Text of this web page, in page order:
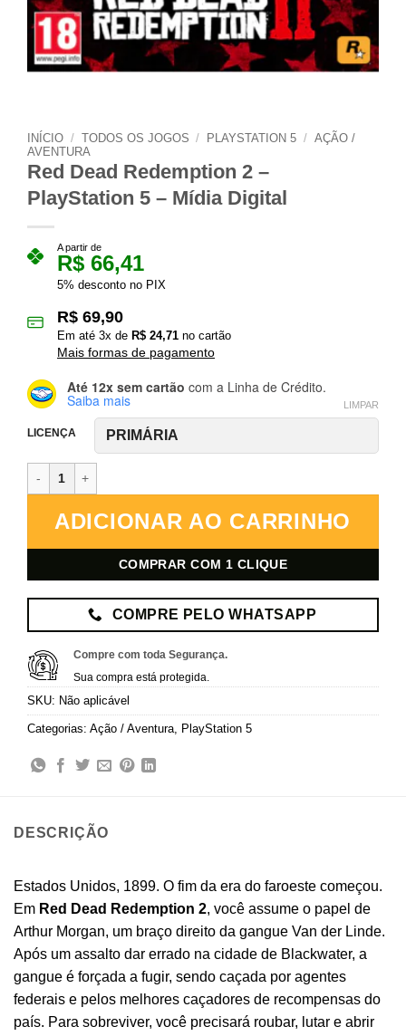
INÍCIO / TODOS OS JOGOS / PLAYSTATION 5 / AÇÃO /
AVENTURA
Red Dead Redemption 2 –
PlayStation 5 – Mídia Digital
A partir de
R$ 66,41
5% desconto no PIX
R$ 69,90
Em até 3x de R$ 24,71 no cartão
Mais formas de pagamento
Até 12x sem cartão com a Linha de Crédito.
Saiba mais
LICENÇA
LIMPAR
ADICIONAR AO CARRINHO
COMPRAR COM 1 CLIQUE
COMPRE PELO WHATSAPP
Compre com toda Segurança.
Sua compra está protegida.
SKU: Não aplicável
Categorias: Ação / Aventura PlayStation 5
DESCRIÇÃO
Estados Unidos, 1899. O fim da era do faroeste começou.
Em Red Dead Redemption 2, você assume o papel de
Arthur Morgan, um braço direito da gangue Van der Linde.
Após um assalto dar errado na cidade de Blackwater, a
gangue é forçada a fugir, sendo caçada por agentes
federais e pelos melhores caçadores de recompensas do
país. Para sobreviver, você precisará roubar, lutar e abrir